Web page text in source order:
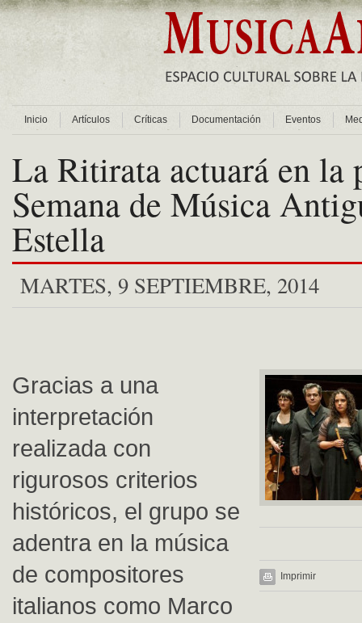
Inicio Artículos Críticas Documentación Eventos
La Ritirata actuará en la
Semana de Música
Estella
MARTES, 9 SEPTIEMBRE, 2014
Imprimir
Gracias a una
interpretación
realizada con
rigurosos criterios
históricos, el grupo se
adentra en la música
de compositores
italianos como Marco